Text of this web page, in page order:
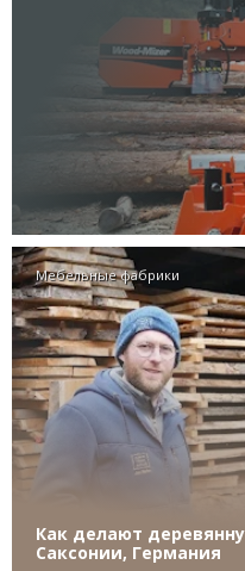
Мебельные фабрики
Как делают
Саксонии, Германия